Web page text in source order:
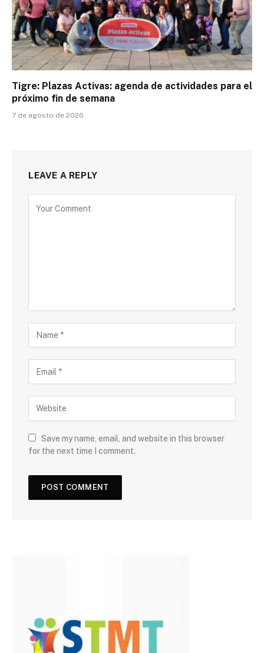
Tigre: Plazas Activas: agenda de actividades para el
próximo fin de semana
7 de agosto de 2026
LEAVE A REPLY
Save my name, email, and website in this browser
for the next time I comment.